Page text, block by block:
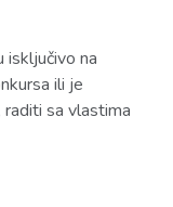
isključivo na
ili je
sa vlastima